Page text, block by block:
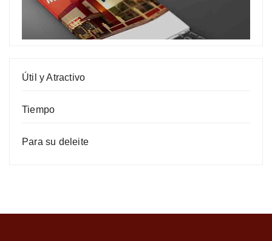
Útil y Atractivo
Tiempo
Para su deleite